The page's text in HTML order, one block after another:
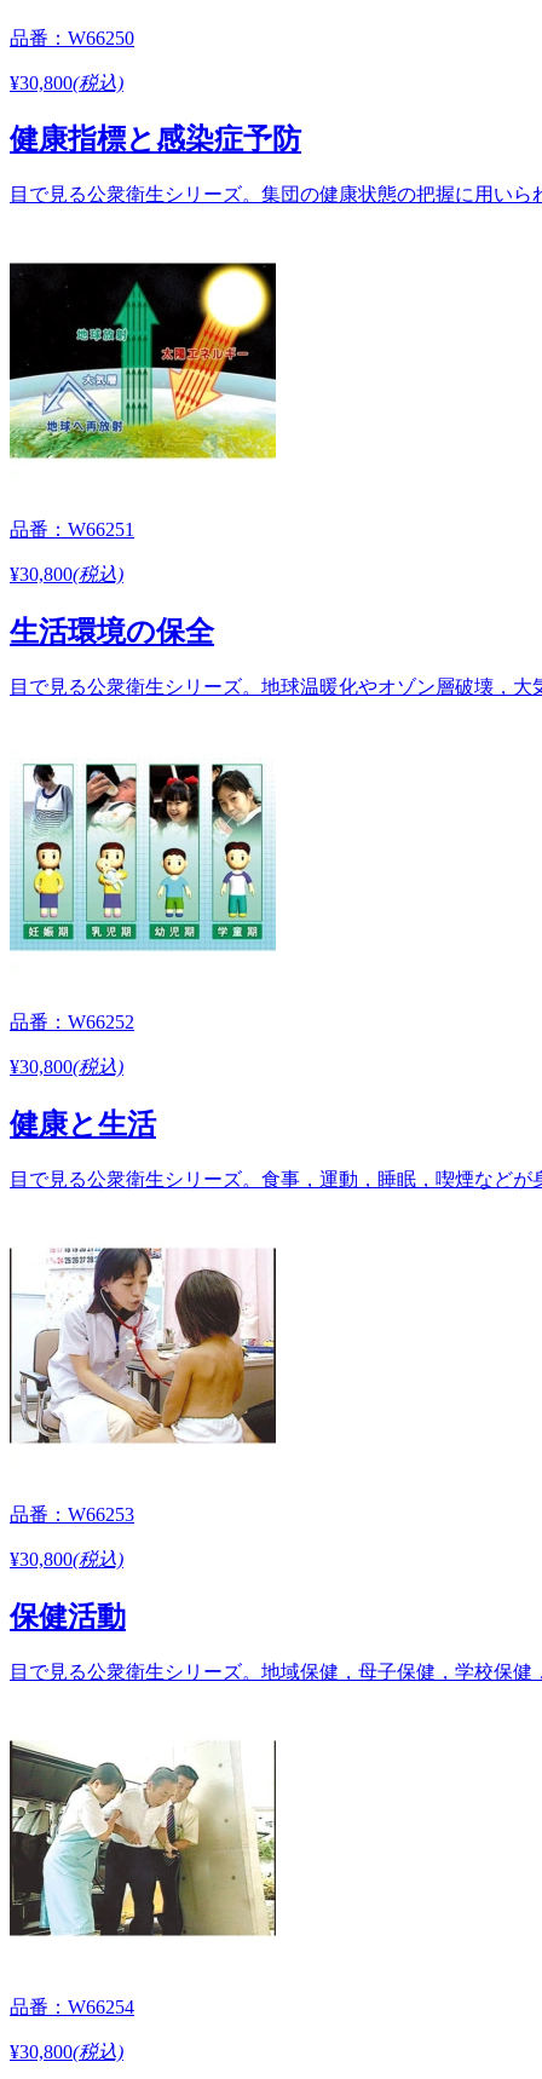
品番：W66250
¥30,800(税込)
健康指標と感染症予防
目で見る公衆衛生シリーズ。集団の健康状態の把握に用いら
品番：W66251
¥30,800(税込)
生活環境の保全
目で見る公衆衛生シリーズ。地球温暖化やオゾン層破壊，大
品番：W66252
¥30,800(税込)
健康と生活
目で見る公衆衛生シリーズ。食事，運動，睡眠，喫煙などが
品番：W66253
¥30,800(税込)
保健活動
目で見る公衆衛生シリーズ。地域保健，母子保健，学校保健
品番：W66254
¥30,800(税込)